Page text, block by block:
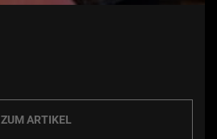
ZUM ARTIKEL